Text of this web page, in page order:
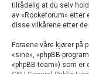
tilrådelig at du selv
av «Rockeforum» etter
disse vilkårene etter
Foraene våre kjører på
«sine», «phpBB-
«phpBB-team») som